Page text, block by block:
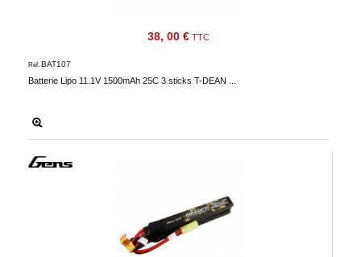
38, 00 € TTC
Batterie Lipo 11.1V 1500mAh 25C 3 sticks T-DEAN ...
Réf. BAT107